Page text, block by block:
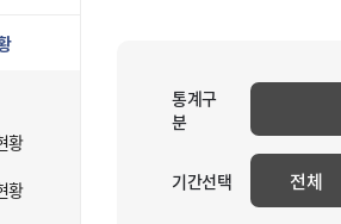
황
황
통계구
분
기간선택 전체